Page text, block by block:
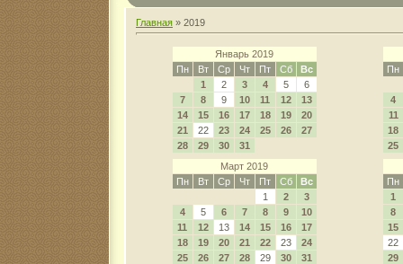
Главная » 2019
Январь 2019
Пн
Вт Ср Чт Пт Сб
Вс
1
2 3 4 5
6
7
8 9 10 11 12
13
14
15 16 17 18 19
20
21
22 23 24 25 26
27
28
29 30 31
Пн
4
11
18
25
Март 2019
Пн
Вт Ср Чт Пт Сб
Вс
1
2
3
4
5 6 7 8 9
10
11
12 13 14 15 16
17
18
19 20 21 22 23
24
25
26 27 28 29 30 31
Пн
1
8
15
22
29